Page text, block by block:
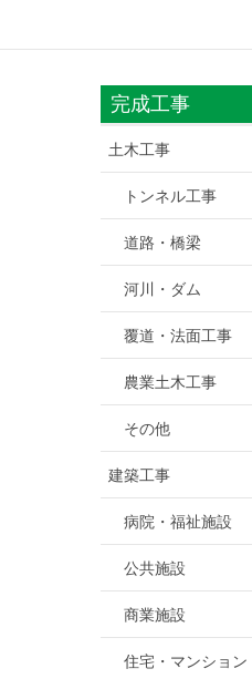
完成工事
土木工事
トンネル工事
道路・橋梁
河川・ダム
覆道・法面工事
農業土木工事
その他
建築工事
病院・福祉施設
公共施設
商業施設
住宅・マンション